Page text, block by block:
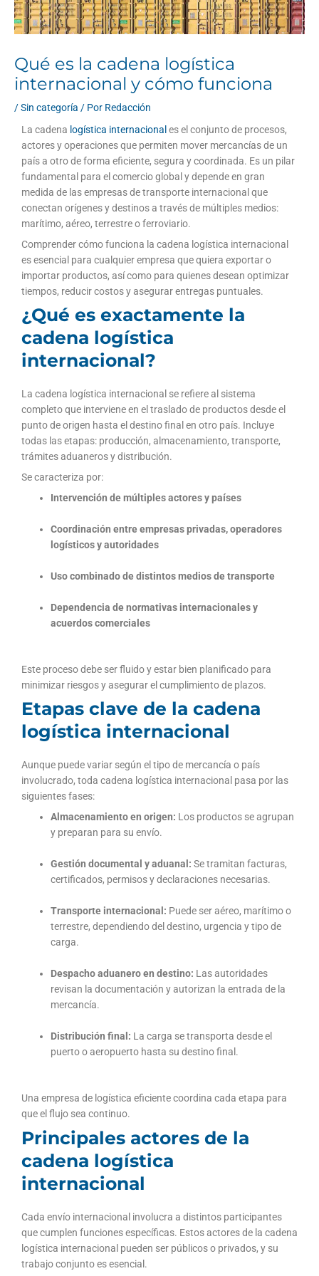
Qué es la cadena logística
internacional y cómo funciona
/Sin categoría / Por Redacción
La cadena logística internacional es el conjunto de procesos,
actores y operaciones que permiten mover mercancías de un
país a otro de forma eficiente, segura y coordinada. Es un pilar
fundamental para el comercio global y depende en gran
medida de las empresas de transporte internacional que
conectan orígenes y destinos a través de múltiples medios:
marítimo, aéreo, terrestre o ferroviario.
Comprender cómo funciona la cadena logística internacional
es esencial para cualquier empresa que quiera exportar o
importar productos, así como para quienes desean optimizar
tiempos, reducir costos y asegurar entregas puntuales.
¿Qué es exactamente la
cadena logística
internacional?
La cadena logística internacional se refiere al sistema
completo que interviene en el traslado de productos desde el
punto de origen hasta el destino final en otro país. Incluye
todas las etapas: producción, almacenamiento, transporte,
trámites aduaneros y distribución.
Se caracteriza por:
Intervención de múltiples actores y países
Coordinación entre empresas privadas, operadores
logísticos y autoridades
Uso combinado de distintos medios de transporte
Dependencia de normativas internacionales y
acuerdos comerciales
Este proceso debe ser fluido y estar bien planificado para
minimizar riesgos y asegurar el cumplimiento de plazos.
Etapas clave de la cadena
logística internacional
Aunque puede variar según el tipo de mercancía o país
involucrado, toda cadena logística internacional pasa por las
siguientes fases:
Almacenamiento en origen: Los productos se agrupan
y preparan para su envío.
Gestión documental y aduanal: Se tramitan facturas,
certificados, permisos y declaraciones necesarias.
Transporte internacional: Puede ser aéreo, marítimo o
terrestre, dependiendo del destino, urgencia y tipo de
carga.
Despacho aduanero en destino: Las autoridades
revisan la documentación y autorizan la entrada de la
mercancía.
Distribución final: La carga se transporta desde el
puerto o aeropuerto hasta su destino final.
Una empresa de logística eficiente coordina cada etapa para
que el flujo sea continuo.
Principales actores de la
cadena logística
internacional
Cada envío internacional involucra a distintos participantes
que cumplen funciones específicas. Estos actores de la cadena
logística internacional pueden ser públicos o privados, y su
trabajo conjunto es esencial.